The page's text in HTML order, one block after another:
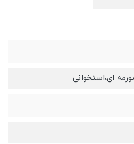
ای،استخوانی